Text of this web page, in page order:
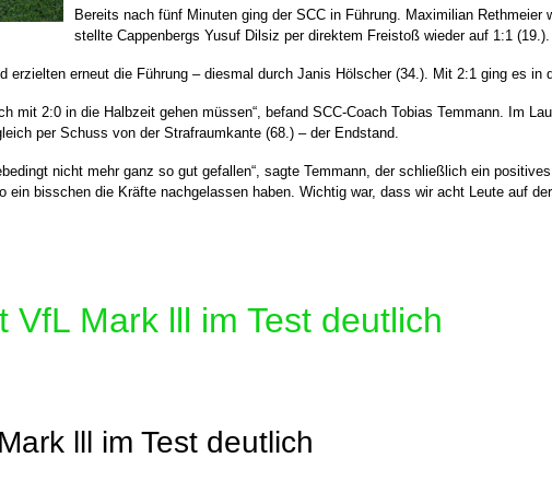
Bereits nach fünf Minuten ging der SCC in Führung. Maximilian
stellte Cappenbergs Yusuf Dilsiz per direktem Freistoß wieder auf 1:1 (19.).
erzielten erneut die Führung – diesmal durch Janis Hölscher (34.). Mit 2:1 ging es in
mit 2:0 in die Halbzeit gehen müssen“, befand SCC-Coach Tobias Temmann. Im
per Schuss von der Strafraumkante (68.) – der Endstand.
nicht mehr ganz so gut gefallen“, sagte Temmann, der schließlich ein
bisschen die Kräfte nachgelassen haben. Wichtig war, dass wir acht Leute auf
VfL Mark lll im Test deutlich
lll im Test deutlich